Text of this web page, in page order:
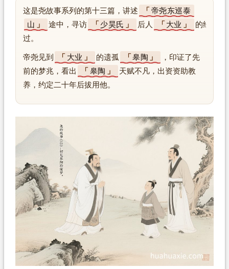
这是尧故事系列的第十三篇，讲述
帝尧东巡泰
山
途中，寻访 少昊氏 后人 大业
的经
过。
帝尧见到 大业 的遗孤 皋陶
，印证了先
前的梦兆，看出
皋陶
天赋不凡，出资资助教
养，约定二十年后拔用他。